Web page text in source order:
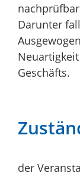
Darunter
Geschäfts.
der